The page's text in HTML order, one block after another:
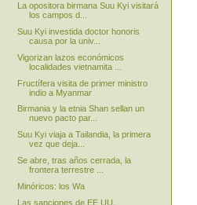
La opositora birmana Suu Kyi visitará
los campos d...
Suu Kyi investida doctor honoris
causa por la univ...
Vigorizan lazos económicos
localidades vietnamita ...
Fructífera visita de primer ministro
indio a Myanmar
Birmania y la etnia Shan sellan un
nuevo pacto par...
Suu Kyi viaja a Tailandia, la primera
vez que deja...
Se abre, tras años cerrada, la
frontera terrestre ...
Minóricos: los Wa
Las sanciones de EE.UU.